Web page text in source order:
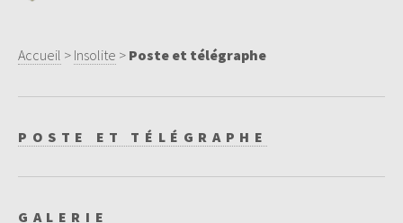
Accueil > Insolite > Poste et télégraphe
POSTE ET TÉLÉGRAPHE
GALERIE